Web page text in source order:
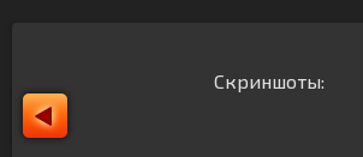
Скриншоты: